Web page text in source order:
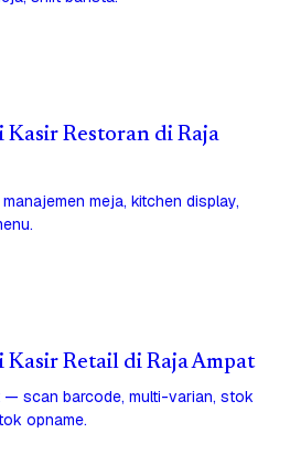
Kasir Restoran di Raja
meja, kitchen display,
Kasir Retail di Raja Ampat
— scan barcode, multi-varian, stok
opname.